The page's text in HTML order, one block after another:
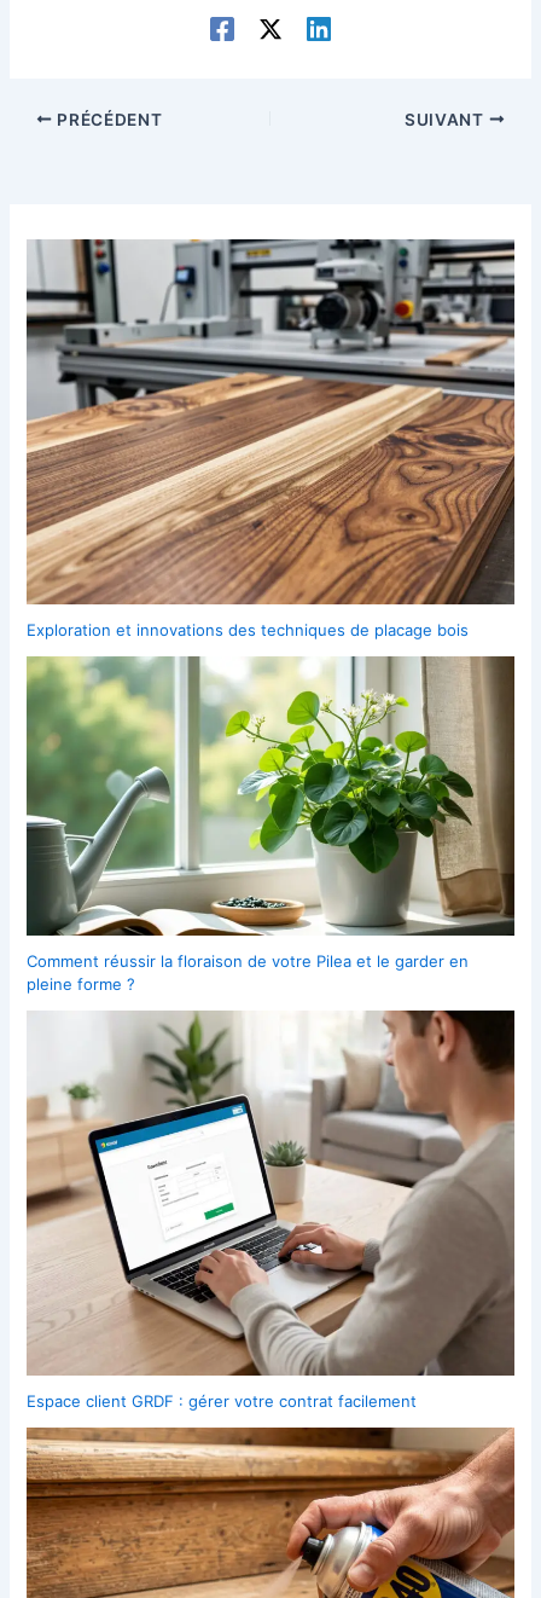
PRÉCÉDENT SUIVANT
Exploration et innovations des techniques de placage bois
Comment réussir la floraison de votre Pilea et le garder en
pleine forme ?
Espace client GRDF : gérer votre contrat facilement